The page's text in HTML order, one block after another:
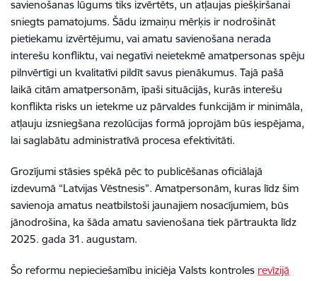
savienošanas lūgums tiks izvērtēts, un atļaujas piešķiršanai
sniegts pamatojums. Šādu izmaiņu mērķis ir nodrošināt
pietiekamu izvērtējumu, vai amatu savienošana nerada
interešu konfliktu, vai negatīvi neietekmē amatpersonas spēju
pilnvērtīgi un kvalitatīvi pildīt savus pienākumus. Tajā pašā
laikā citām amatpersonām, īpaši situācijās, kurās interešu
konflikta risks un ietekme uz pārvaldes funkcijām ir minimāla,
atļauju izsniegšana rezolūcijas formā joprojām būs iespējama,
lai saglabātu administratīvā procesa efektivitāti.
Grozījumi stāsies spēkā pēc to publicēšanas oficiālajā
izdevumā “Latvijas Vēstnesis”. Amatpersonām, kuras līdz šim
savienoja amatus neatbilstoši jaunajiem nosacījumiem, būs
jānodrošina, ka šāda amatu savienošana tiek pārtraukta līdz
2025. gada 31. augustam.
Šo reformu nepieciešamību iniciēja Valsts kontroles revīzijā